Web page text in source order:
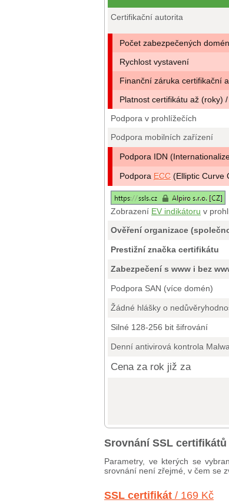
Certifikační autorita
Počet zabezpečených domén
Rychlost vystavení
Finanční záruka certifikační
Platnost certifikátu až (roky)
Podpora v prohlížečích
Podpora mobilních zařízení
Podpora IDN
Podpora ECC (Elliptic Curve
Zobrazení EV indikátoru v
Ověření organizace
Prestižní značka certifikátu
Zabezpečení s www i bez
Podpora SAN (více domén)
Žádné hlášky o
Silné 128-256 bit šifrování
Denní antivirová kontrola
Cena za rok již za
Srovnání SSL certifikátů
Parametry, ve kterých se
srovnání není zřejmé, v čem se
SSL certifikát / 169 Kč